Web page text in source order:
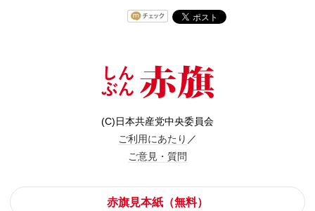
(C)日本共産党中央委員会
ご利用にあたり ／
ご意見・質問
赤旗見本紙（無料）